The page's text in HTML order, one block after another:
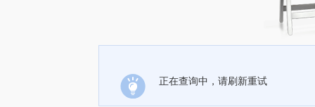
正在查询中，请刷新重试